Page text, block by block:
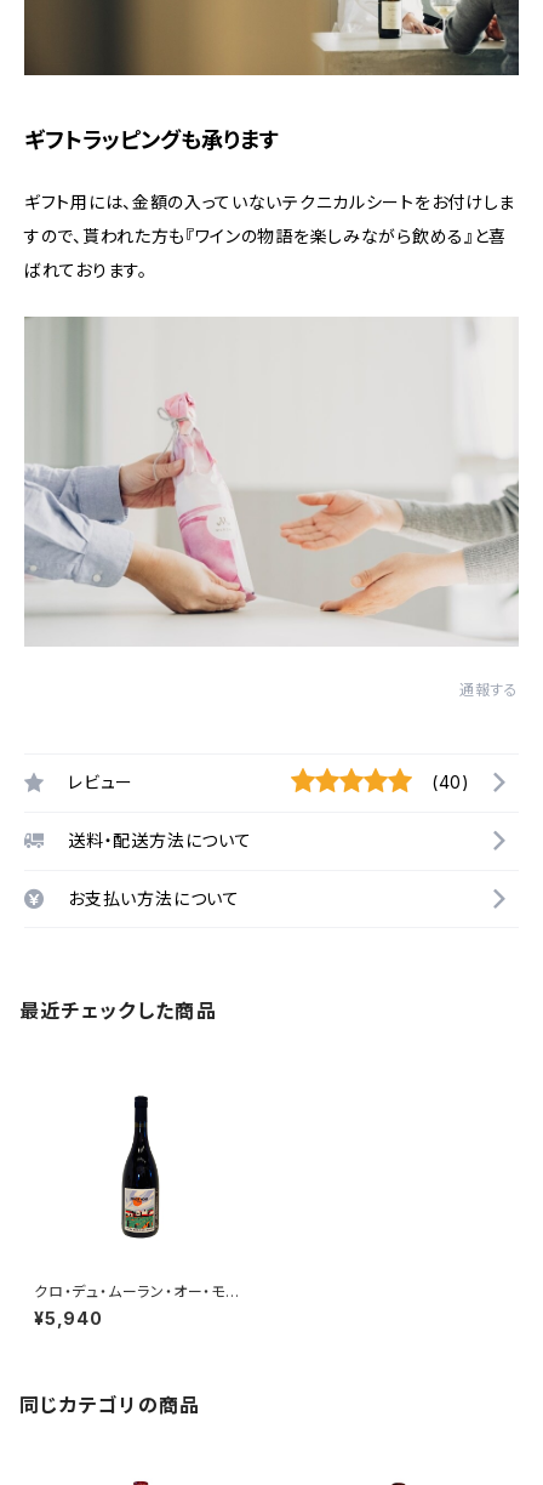
ギフトラッピングも承ります
ギフト用には、金額の入っていないテクニカルシートをお付けしま
すので、貰われた方も『ワインの物語を楽しみながら飲める』と喜
ばれております。
通報する
レビュー (40)
送料・配送方法について
お支払い方法について
最近チェックした商品
クロ・デュ・ムーラン・オー・モワ
ーヌ ピノ・ノワール 2023
¥5,940
同じカテゴリの商品